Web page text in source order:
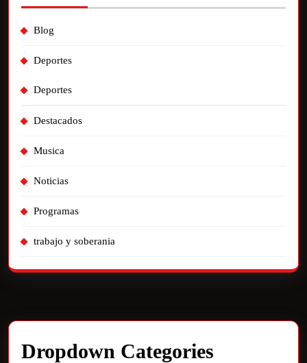
Blog
Deportes
Deportes
Destacados
Musica
Noticias
Programas
trabajo y soberania
Dropdown Categories